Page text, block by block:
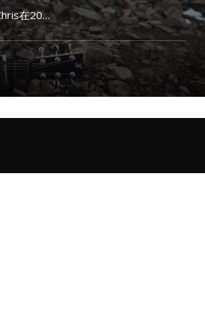
在20…